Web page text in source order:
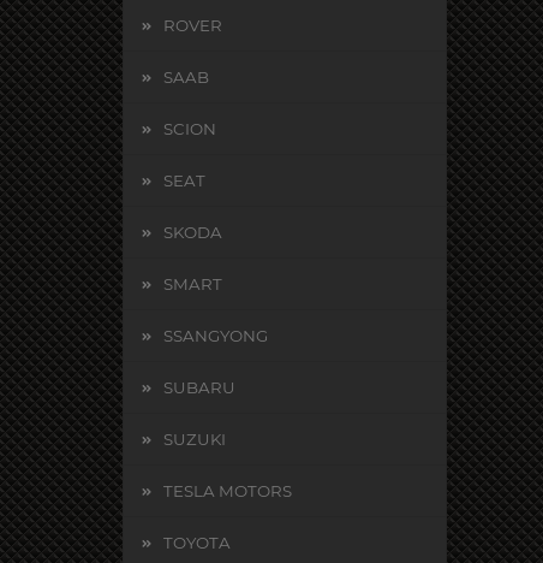
ROVER
SAAB
SCION
SEAT
SKODA
SMART
SSANGYONG
SUBARU
SUZUKI
TESLA MOTORS
TOYOTA